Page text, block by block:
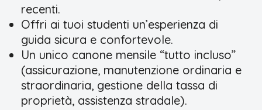
recenti.
Offri ai tuoi studenti un’esperienza di
guida sicura e confortevole.
Un unico canone mensile “tutto incluso”
(assicurazione, manutenzione ordinaria e
straordinaria, gestione della tassa di
proprietà, assistenza stradale).